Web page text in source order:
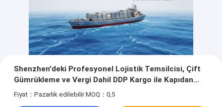
Shenzhen'deki Profesyonel Lojistik Temsilcisi, Çift
Gümrükleme ve Vergi Dahil DDP Kargo ile Kapıdan
Kapıya Hizmet Sunuyor
Fiyat：Pazarlık edilebilir MOQ：0,5